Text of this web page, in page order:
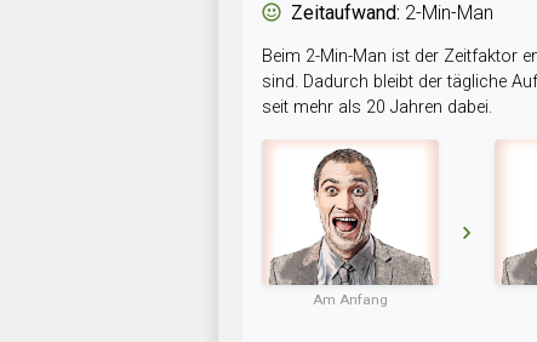
Zeitaufwand: 2-Min-Man
Beim 2-Min-Man ist der Zeitfaktor
sind. Dadurch bleibt der tägliche
seit mehr als 20 Jahren dabei.
Am Anfang